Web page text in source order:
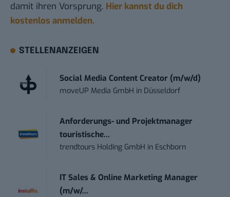
damit ihren Vorsprung. Hier kannst du dich
kostenlos anmelden.
STELLENANZEIGEN
Social Media Content Creator (m/w/d)
moveUP Media GmbH in Düsseldorf
Anforderungs- und Projektmanager
touristische...
trendtours Holding GmbH in Eschborn
IT Sales & Online Marketing Manager
(m/w/...